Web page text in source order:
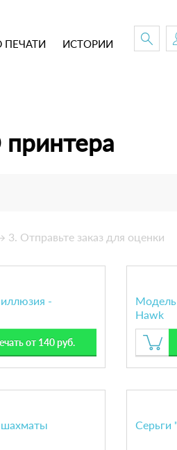
ПЕЧАТИ ИСТОРИИ
3. Отправьте заказ для оценки
-
от 140 руб.
Модель
Hawk
Серьги